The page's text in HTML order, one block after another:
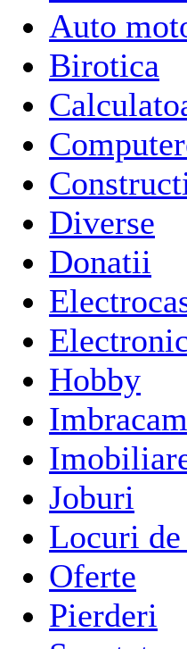
Auto
Birotica
Diverse
Donatii
Hobby
Joburi
Locuri de
Oferte
Pierderi